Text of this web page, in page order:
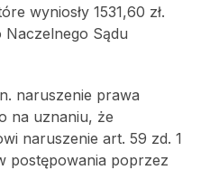
wyniosły 1531,60 zł.
Naczelnego Sądu
naruszenie prawa
na uznaniu, że
naruszenie art. 59 zd. 1
postępowania poprzez